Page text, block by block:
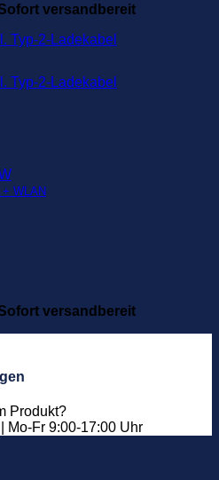
versandbereit
WLAN
versandbereit
Produkt?
Mo-Fr 9:00-17:00 Uhr